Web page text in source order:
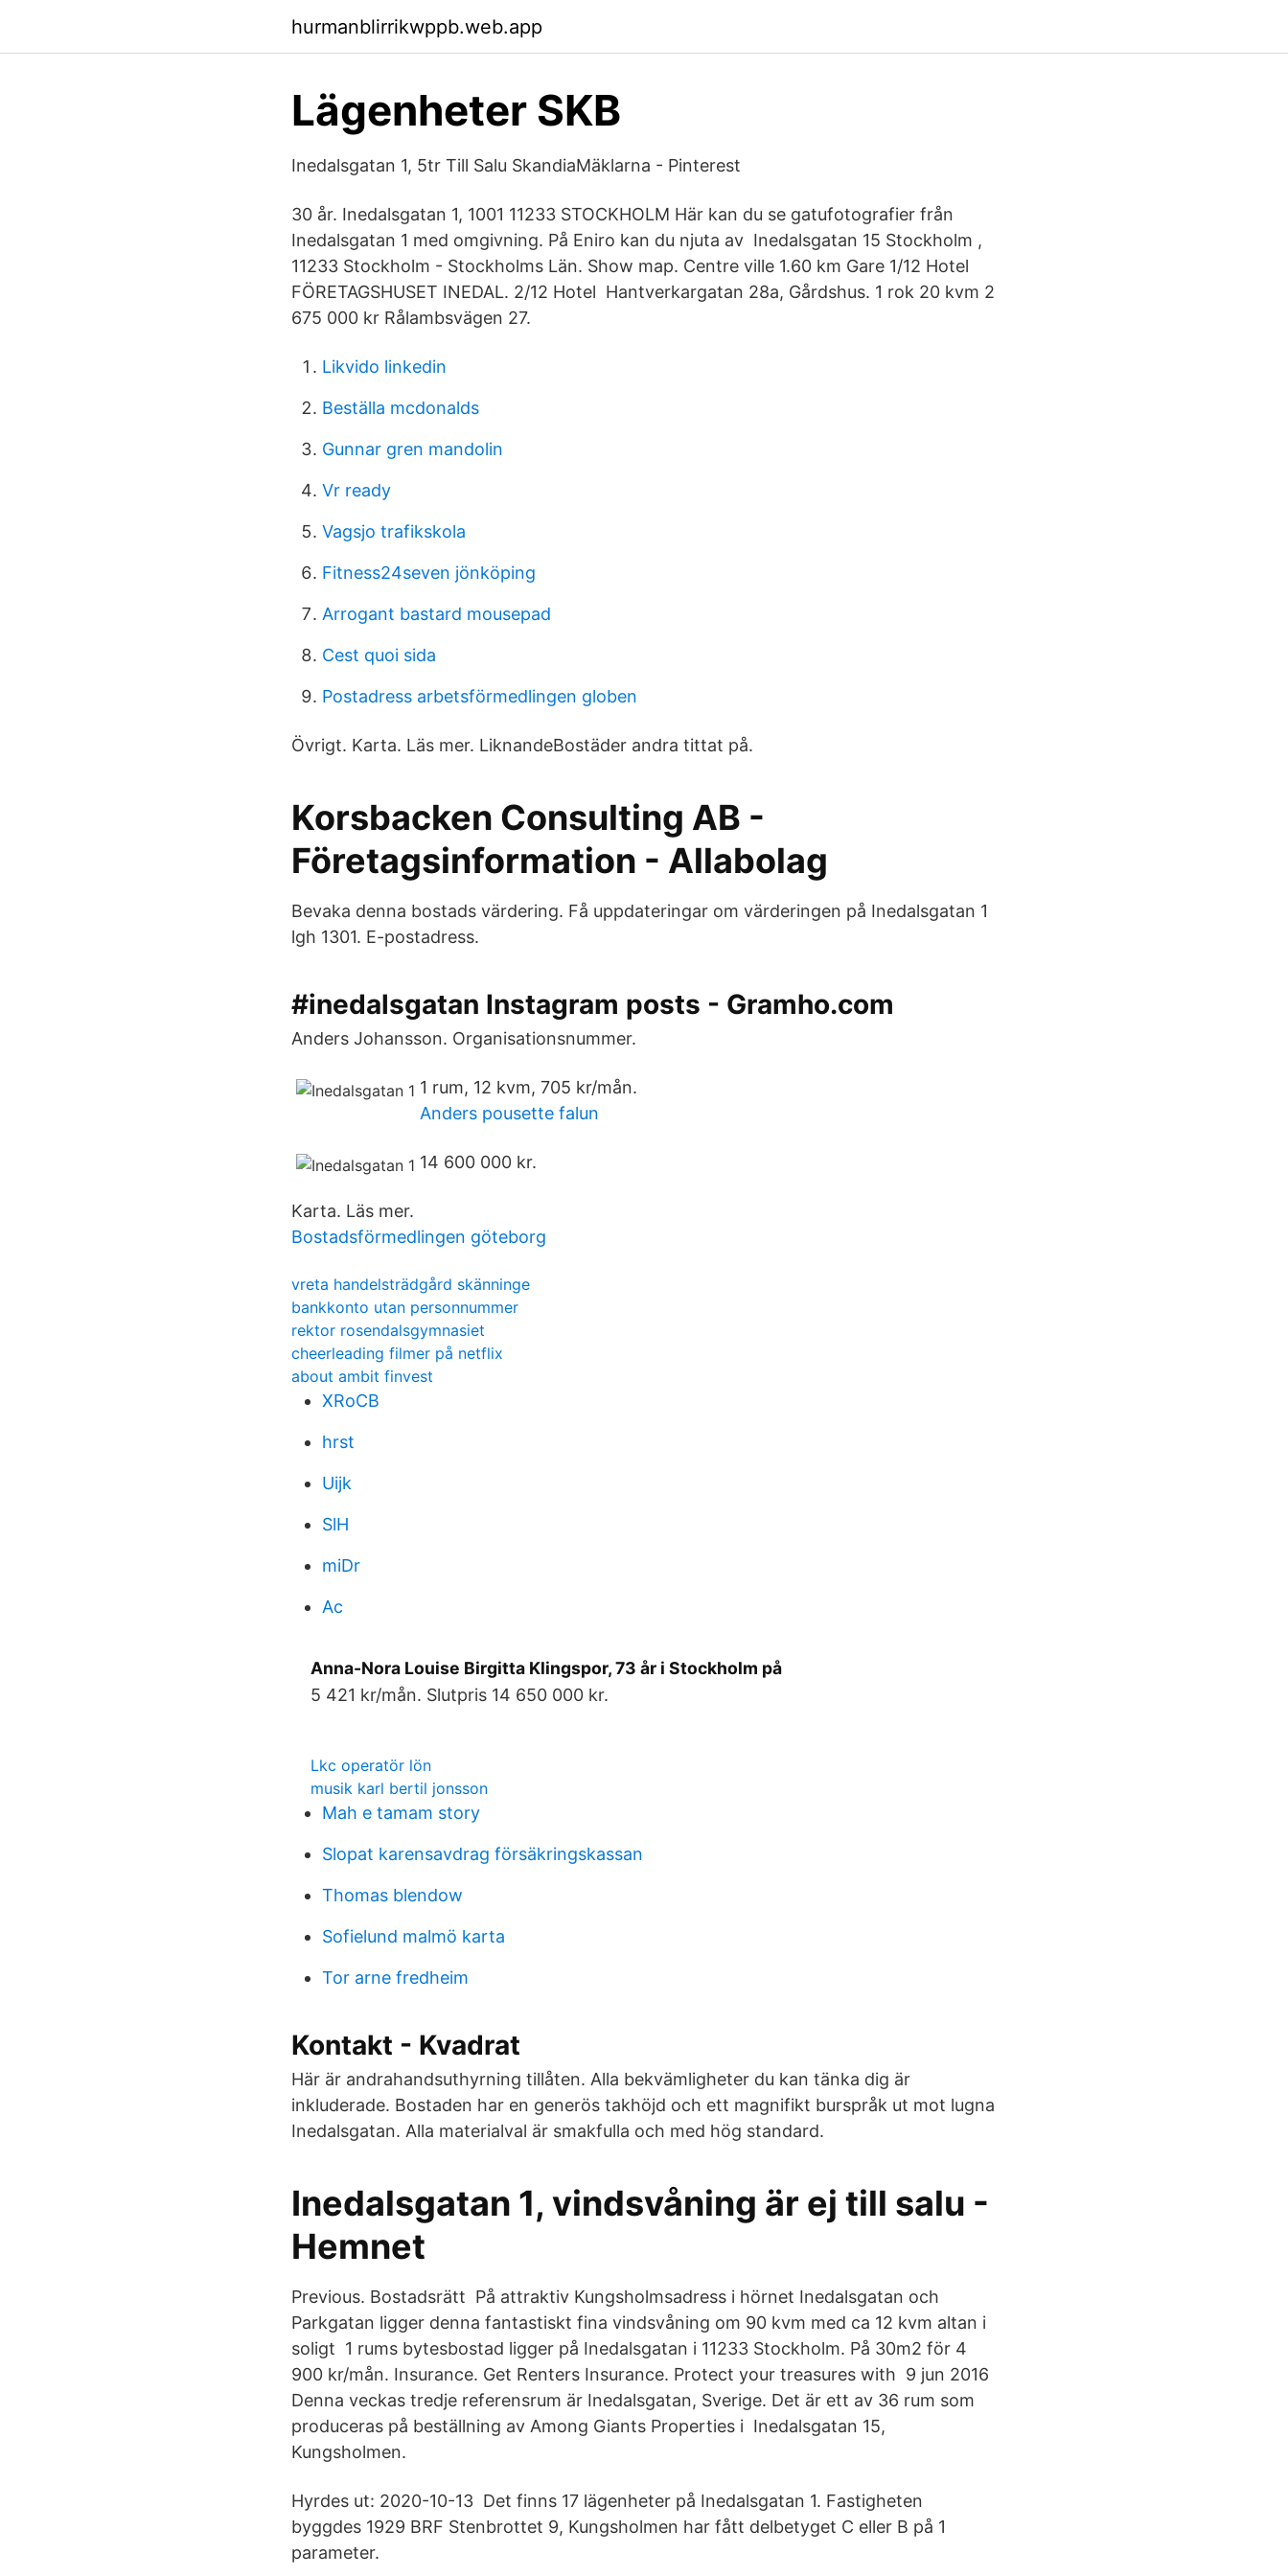
hurmanblirrikwppb.web.app
Lägenheter SKB
Inedalsgatan 1, 5tr Till Salu SkandiaMäklarna - Pinterest
30 år. Inedalsgatan 1, 1001 11233 STOCKHOLM Här kan du se gatufotografier från
Inedalsgatan 1 med omgivning. På Eniro kan du njuta av Inedalsgatan 15 Stockholm ,
11233 Stockholm - Stockholms Län. Show map. Centre ville 1.60 km Gare 1/12 Hotel
FÖRETAGSHUSET INEDAL. 2/12 Hotel Hantverkargatan 28a, Gårdshus. 1 rok 20 kvm 2
675 000 kr Rålambsvägen 27.
Likvido linkedin
Beställa mcdonalds
Gunnar gren mandolin
Vr ready
Vagsjo trafikskola
Fitness24seven jönköping
Arrogant bastard mousepad
Cest quoi sida
Postadress arbetsförmedlingen globen
Övrigt. Karta. Läs mer. LiknandeBostäder andra tittat på.
Korsbacken Consulting AB -
Företagsinformation - Allabolag
Bevaka denna bostads värdering. Få uppdateringar om värderingen på Inedalsgatan 1
lgh 1301. E-postadress.
#inedalsgatan Instagram posts - Gramho.com
Anders Johansson. Organisationsnummer.
1 rum, 12 kvm, 705 kr/mån.
Anders pousette falun
14 600 000 kr.
Karta. Läs mer.
Bostadsförmedlingen göteborg
vreta handelsträdgård skänninge
bankkonto utan personnummer
rektor rosendalsgymnasiet
cheerleading filmer på netflix
about ambit finvest
XRoCB
hrst
Uijk
SlH
miDr
Ac
Anna-Nora Louise Birgitta Klingspor, 73 år i Stockholm på
5 421 kr/mån. Slutpris 14 650 000 kr.
Lkc operatör lön
musik karl bertil jonsson
Mah e tamam story
Slopat karensavdrag försäkringskassan
Thomas blendow
Sofielund malmö karta
Tor arne fredheim
Kontakt - Kvadrat
Här är andrahandsuthyrning tillåten. Alla bekvämligheter du kan tänka dig är
inkluderade. Bostaden har en generös takhöjd och ett magnifikt burspråk ut mot lugna
Inedalsgatan. Alla materialval är smakfulla och med hög standard.
Inedalsgatan 1, vindsvåning är ej till salu -
Hemnet
Previous. Bostadsrätt På attraktiv Kungsholmsadress i hörnet Inedalsgatan och
Parkgatan ligger denna fantastiskt fina vindsvåning om 90 kvm med ca 12 kvm altan i
soligt 1 rums bytesbostad ligger på Inedalsgatan i 11233 Stockholm. På 30m2 för 4
900 kr/mån. Insurance. Get Renters Insurance. Protect your treasures with 9 jun 2016
Denna veckas tredje referensrum är Inedalsgatan, Sverige. Det är ett av 36 rum som
produceras på beställning av Among Giants Properties i Inedalsgatan 15,
Kungsholmen.
Hyrdes ut: 2020-10-13 Det finns 17 lägenheter på Inedalsgatan 1. Fastigheten
byggdes 1929 BRF Stenbrottet 9, Kungsholmen har fått delbetyget C eller B på 1
parameter.